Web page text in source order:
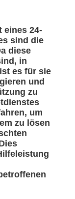
eines 24-
sind die
diese
in
es für sie
und
zu
um
zu lösen